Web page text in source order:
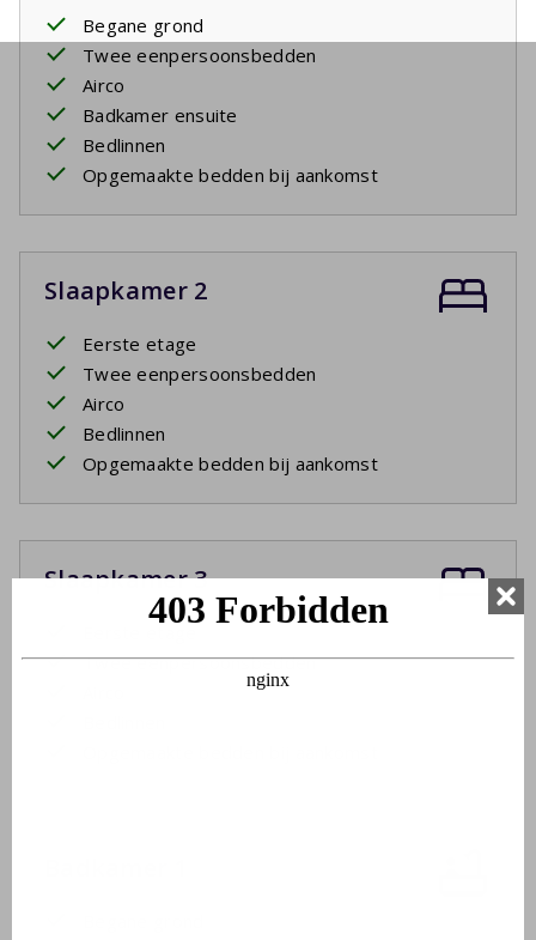
Begane grond
Twee eenpersoonsbedden
Airco
Badkamer ensuite
Bedlinnen
Opgemaakte bedden bij aankomst
Slaapkamer 2
Eerste etage
Twee eenpersoonsbedden
Airco
Bedlinnen
Opgemaakte bedden bij aankomst
Slaapkamer 3
Twee eenpersoonsbedden